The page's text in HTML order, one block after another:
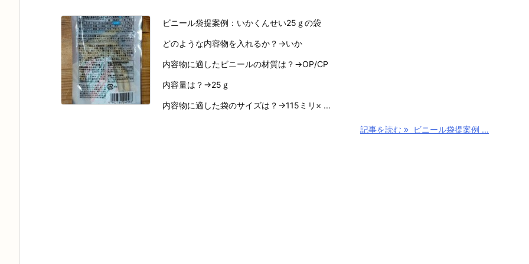
ビニール袋提案例：いかくんせい25ｇの袋
どのような内容物を入れるか？→いか
内容物に適したビニールの材質は？→OP/CP
内容量は？→25ｇ
内容物に適した袋のサイズは？→115ミリ× ...
記事を読む ビニール袋提案例 ...